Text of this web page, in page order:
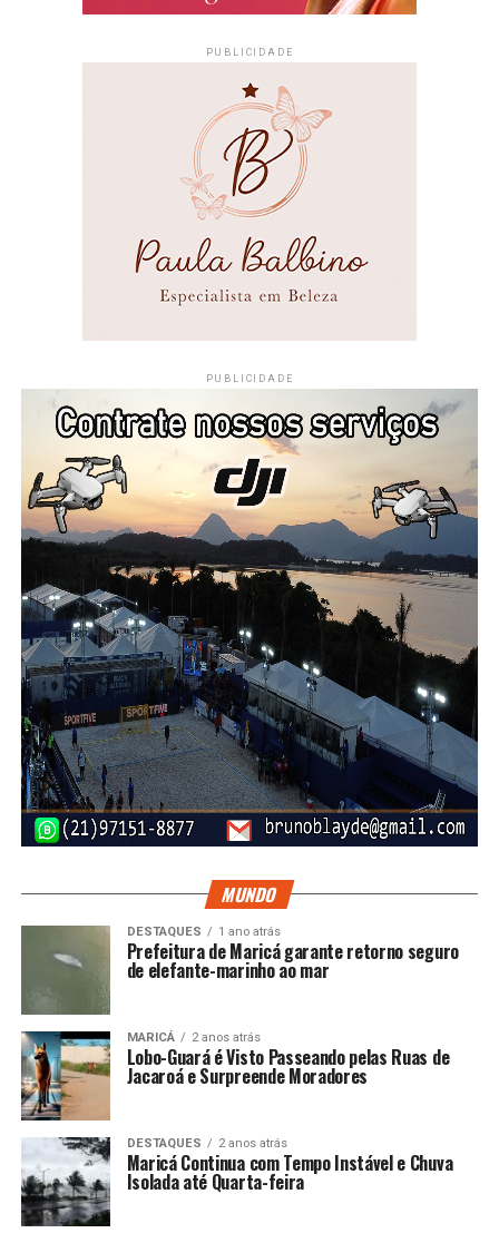
cobertura dos eventos e das principais notícias de
#Maricá #MaricáRJ #EsquinaDaCopa
#SeleçãoBrasileira #Futebol
#CopaDoMundo #MARÉ
#EsquinaDoMalandro #Cultura #Turismo
#Eventos #MaricáWebTV
#CidadeDeMaricá
PUBLICIDADE
PUBLICIDADE
MUNDO
DESTAQUES 1 ano atrás
Prefeitura de Maricá garante retorno seguro
de elefante-marinho ao mar
MARICÁ 2 anos atrás
Lobo-Guará é Visto Passeando pelas Ruas de
Jacaroá e Surpreende Moradores
DESTAQUES 2 anos atrás
Maricá Continua com Tempo Instável e Chuva
Isolada até Quarta-feira